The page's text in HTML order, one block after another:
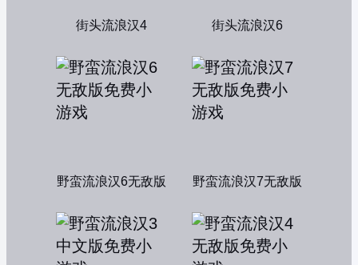
街头流浪汉4 街头流浪汉6
野蛮流浪汉6无敌版 野蛮流浪汉7无敌版